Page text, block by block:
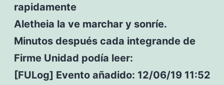
rapidamente
Aletheia la ve marchar y sonríe.
Minutos después cada integrande de
Firme Unidad podía leer:
[FULog] Evento añadido: 12/06/19 11:52